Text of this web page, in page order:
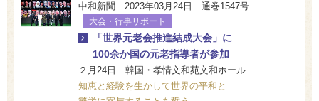
中和新聞 2023年03月24日 通巻1547号
大会・行事リポート
「世界元老会推進結成大会」に
100余か国の元老指導者が参加
２月24日 韓国・孝情文和苑文和ホール
知恵と経験を生かして世界の平和と